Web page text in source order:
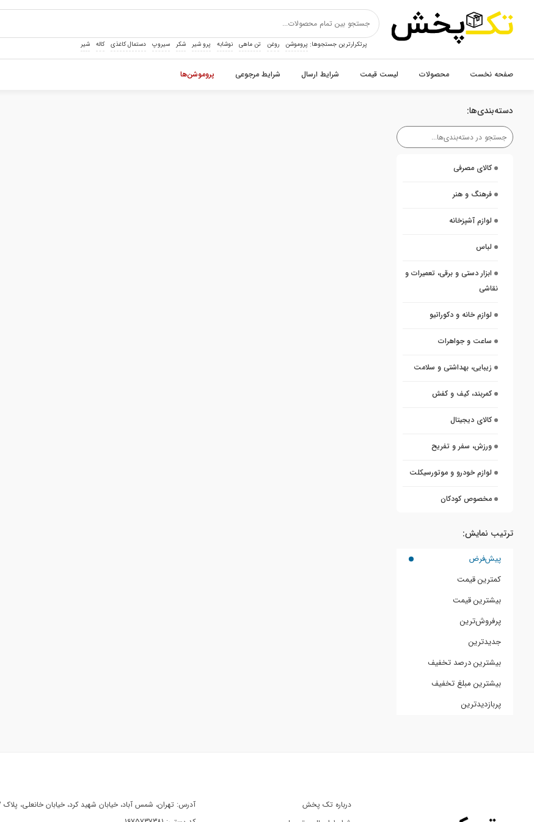
پرتکرارترین جستجوها: پروموشن روغن تن ماهی نوشابه پرو شیر شکر سیروپ دستمال کاغذی کاله شیر
صفحه نخست محصولات لیست قیمت شرایط ارسال شرایط مرجوعی پروموشن‌ها
دسته‌بندی‌ها:
کالای مصرفی
فرهنگ و هنر
لوازم آشپزخانه
لباس
ابزار دستی و برقی، تعمیرات و
نقاشی
لوازم خانه و دکوراتیو
ساعت و جواهرات
زیبایی، بهداشتی و سلامت
کمربند، کیف و کفش
کالای دیجیتال
ورزش، سفر و تفریح
لوازم خودرو و موتورسیکلت
مخصوص کودکان
ترتیب نمایش:
پیش‌فرض
کمترین قیمت
بیشترین قیمت
پرفروش‌ترین
جدیدترین
بیشترین درصد تخفیف
بیشترین مبلغ تخفیف
پربازدیدترین
درباره تک پخش
آدرس: تهران، شمس آباد، خیابان شهید کرد، خیابان خانعلی، پلاک 87